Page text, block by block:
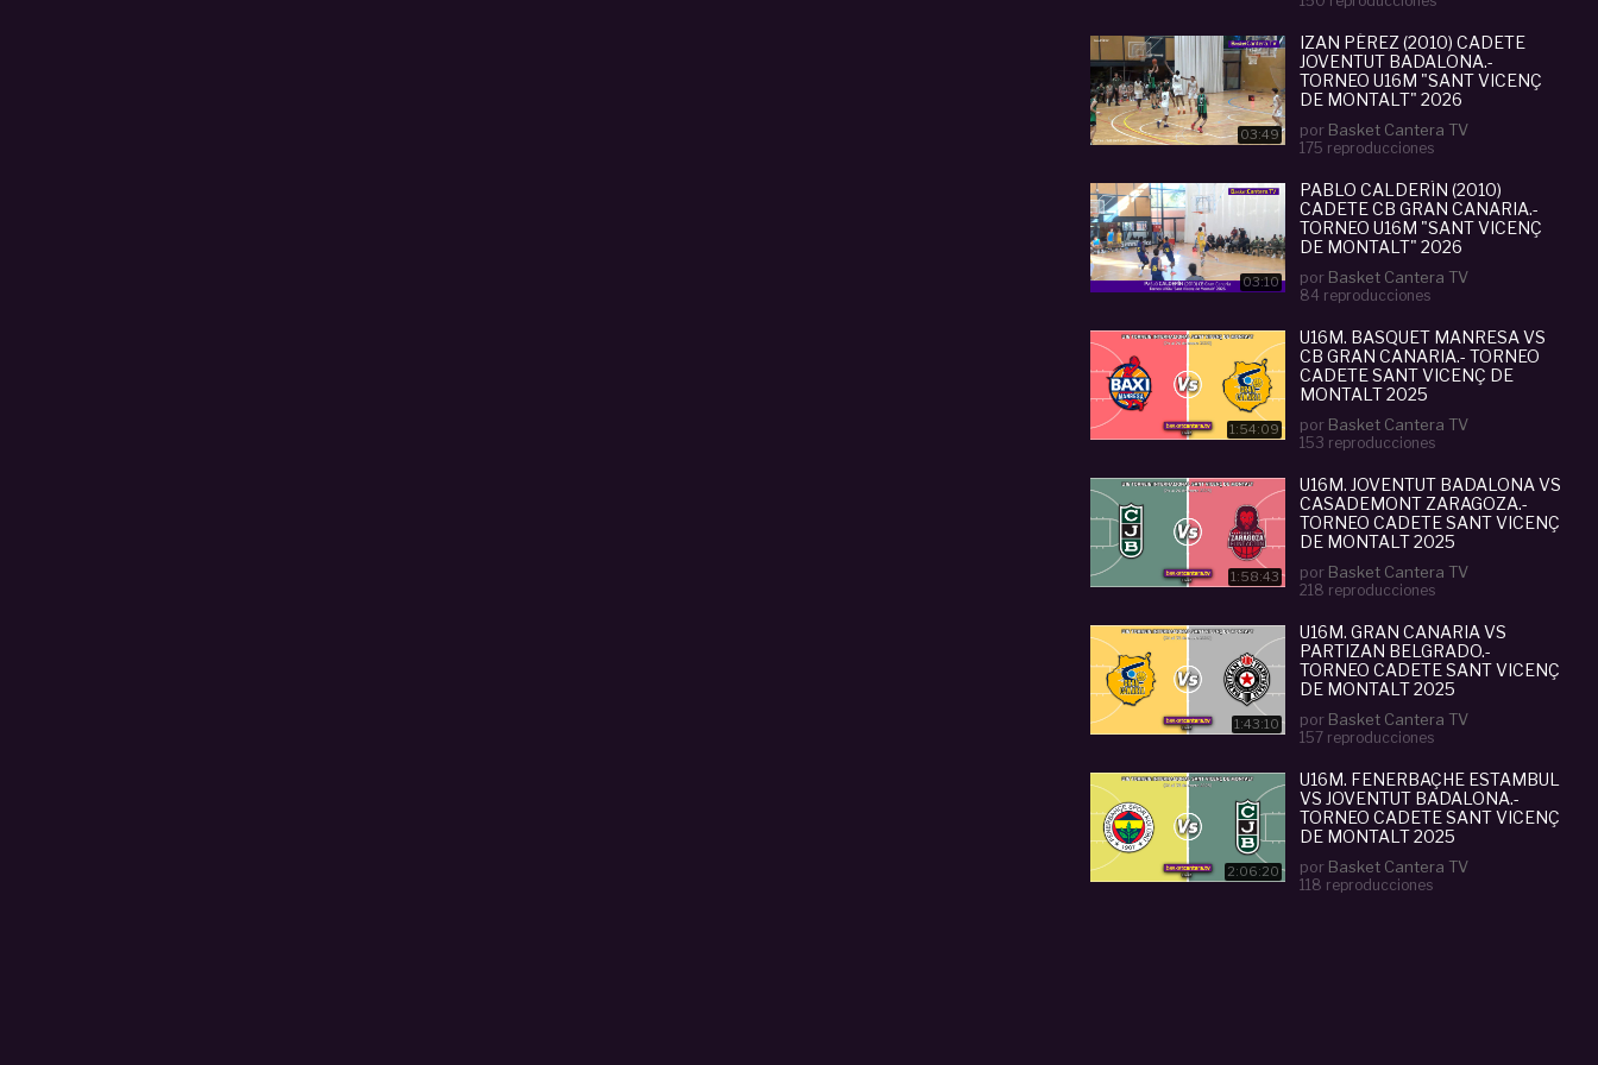
03:49
IZAN PÉREZ (2010) CADETE
JOVENTUT BADALONA.-
TORNEO U16M "SANT VICENÇ
DE MONTALT" 2026
por Basket Cantera TV
175 reproducciones
03:10
PABLO CALDERÍN (2010)
CADETE CB GRAN CANARIA.-
TORNEO U16M "SANT VICENÇ
DE MONTALT" 2026
por Basket Cantera TV
84 reproducciones
1:54:09
U16M. BASQUET MANRESA VS
CB GRAN CANARIA.- TORNEO
CADETE SANT VICENÇ DE
MONTALT 2025
por Basket Cantera TV
153 reproducciones
1:58:43
U16M. JOVENTUT BADALONA VS
CASADEMONT ZARAGOZA.-
TORNEO CADETE SANT VICENÇ
DE MONTALT 2025
por Basket Cantera TV
218 reproducciones
1:43:10
U16M. GRAN CANARIA VS
PARTIZAN BELGRADO.-
TORNEO CADETE SANT VICENÇ
DE MONTALT 2025
por Basket Cantera TV
157 reproducciones
2:06:20
U16M. FENERBAÇHE ESTAMBUL
VS JOVENTUT BADALONA.-
TORNEO CADETE SANT VICENÇ
DE MONTALT 2025
por Basket Cantera TV
118 reproducciones